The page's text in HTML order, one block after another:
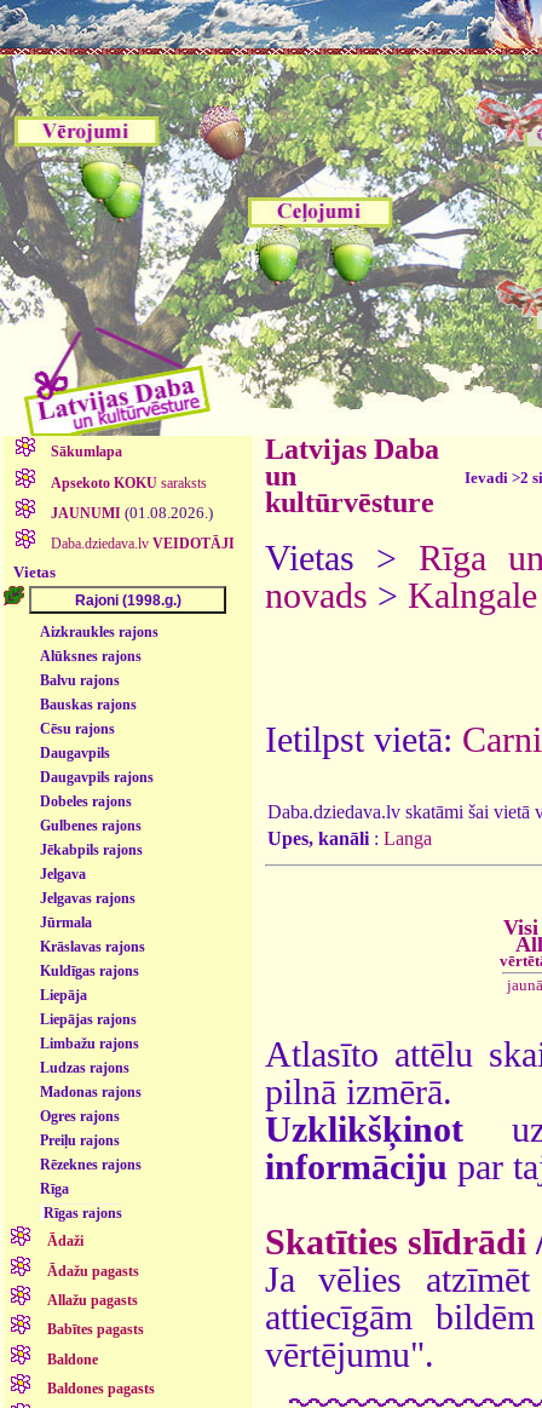
Sākumlapa
Apsekoto KOKUsaraksts
JAUNUMI (01.08.2026.)
Daba.dziedava.lv VEIDOTĀJI
Vietas
Aizkraukles rajons
Alūksnes rajons
Balvu rajons
Bauskas rajons
Cēsu rajons
Daugavpils
Daugavpils rajons
Dobeles rajons
Gulbenes rajons
Jēkabpils rajons
Jelgava
Jelgavas rajons
Jūrmala
Krāslavas rajons
Kuldīgas rajons
Liepāja
Liepājas rajons
Limbažu rajons
Ludzas rajons
Madonas rajons
Ogres rajons
Preiļu rajons
Rēzeknes rajons
Rīga
Rīgas rajons
Ādaži
Ādažu pagasts
Allažu pagasts
Babītes pagasts
Baldone
Baldones pagasts
Latvijas Daba
un
kultūrvēsture
Ievadi >2
Vietas > Rīga
novads > Kalngale
Ietilpst vietā:
Daba.dziedava.lv skatāmi šai vietā
Upes, kanāli : Langa
Atlasīto attēlu
pilnā izmērā.
Uzklikšķinot
informāciju par
Skatīties slīdrādi
Ja vēlies
attiecīgām
vērtējumu".